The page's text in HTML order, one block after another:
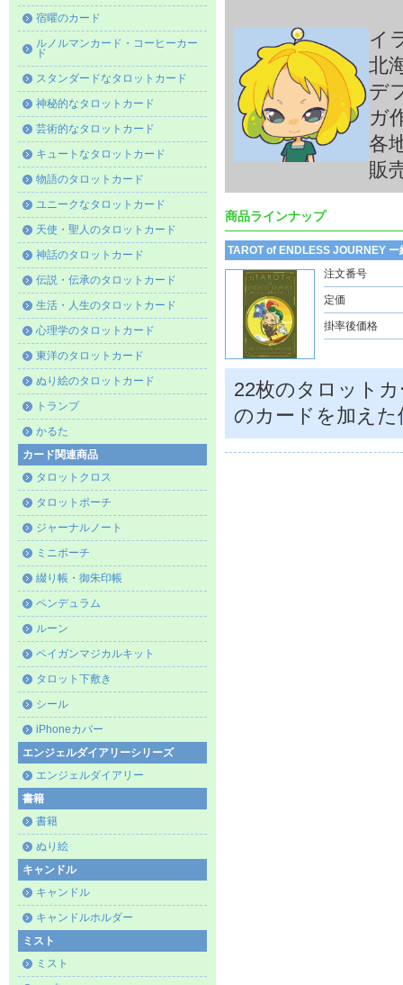
宿曜のカード
ルノルマンカード・コーヒーカー
ド
スタンダードなタロットカード
神秘的なタロットカード
芸術的なタロットカード
キュートなタロットカード
物語のタロットカード
ユニークなタロットカード
天使・聖人のタロットカード
神話のタロットカード
伝説・伝承のタロットカード
生活・人生のタロットカード
心理学のタロットカード
東洋のタロットカード
ぬり絵のタロットカード
トランプ
かるた
カード関連商品
タロットクロス
タロットポーチ
ジャーナルノート
ミニポーチ
綴り帳・御朱印帳
ペンデュラム
ルーン
ペイガンマジカルキット
タロット下敷き
シール
iPhoneカバー
エンジェルダイアリーシリーズ
エンジェルダイアリー
書籍
書籍
ぬり絵
キャンドル
キャンドル
キャンドルホルダー
ミスト
ミスト
イ
北
デ
ガ
各
販
商品ラインナップ
TAROT of ENDLESS JOURNEY
注文番号
定価
掛率後価格
22枚のタロット
のカードを加え